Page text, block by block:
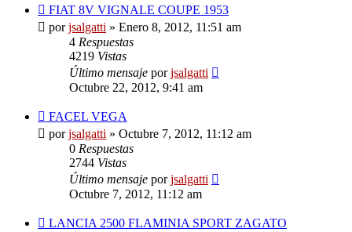
FIAT 8V VIGNALE COUPE 1953
porjsalgatti » Enero 8, 2012, 11:51 am
4 Respuestas
4219 Vistas
Último mensaje porjsalgatti
Octubre 22, 2012, 9:41 am
FACEL VEGA
porjsalgatti » Octubre 7, 2012, 11:12 am
0 Respuestas
2744 Vistas
Último mensaje porjsalgatti
Octubre 7, 2012, 11:12 am
LANCIA 2500 FLAMINIA SPORT ZAGATO